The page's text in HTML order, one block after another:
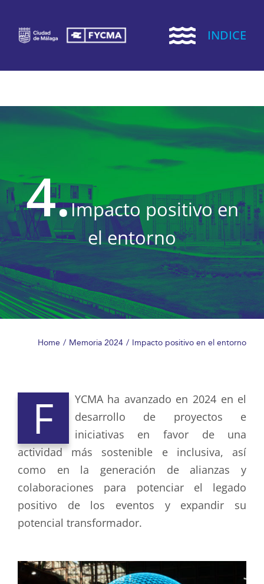
contenido
INDICE
4.Impacto positivo en
el entorno
Home Memoria 2024 Impacto positivo en el entorno
F
YCMA ha avanzado en 2024 en el
desarrollo de proyectos e
iniciativas en favor de una
actividad más sostenible e inclusiva, así
como en la generación de alianzas y
colaboraciones para potenciar el legado
positivo de los eventos y expandir su
potencial transformador.